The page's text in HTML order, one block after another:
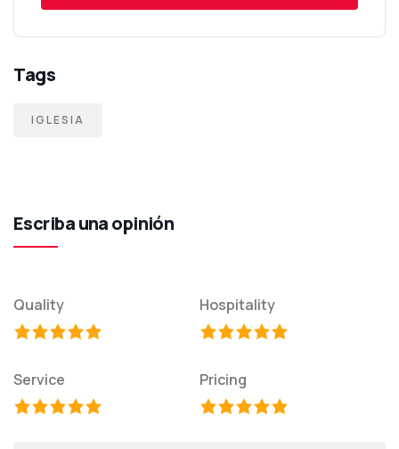
Tags
IGLESIA
Escriba una opinión
Quality Hospitality
Service Pricing